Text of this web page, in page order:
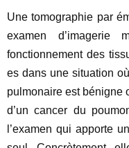
Une tomographie par
examen d’imagerie
fonctionnement des
es dans une situation
pulmonaire est bénigne
d’un cancer du
l’examen qui apporte